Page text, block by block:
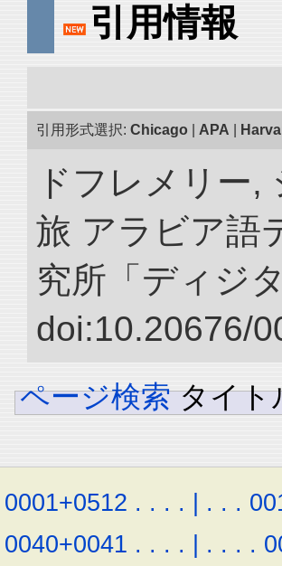
引用情報
引用形式選択: Chicago APA
ドフレメリー,
旅 アラビア語
究所「ディジ
doi:10.20676/
ページ検索 タイ
0001+0512 . . . . | . . .
0040+0041 . . . . | . . . .